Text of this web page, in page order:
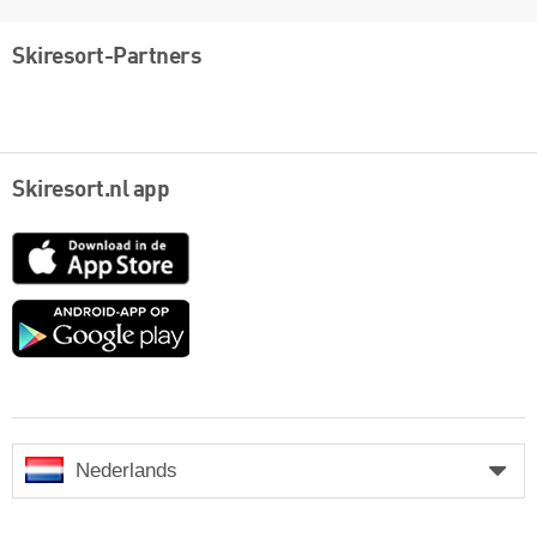
Skiresort-Partners
Skiresort.nl app
App
Google
Nederlands